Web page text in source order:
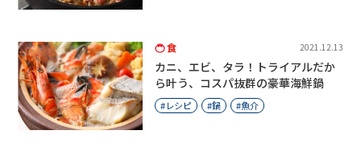
食 2021.12.13
カニ、エビ、タラ！トライアルだか
ら叶う、コスパ抜群の豪華海鮮鍋
レシピ 鍋 魚介